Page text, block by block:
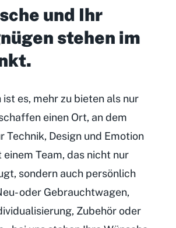
und Ihr
stehen im
.
es, mehr zu bieten als nur
einen Ort, an dem
Technik, Design und Emotion
einem Team, das nicht nur
sondern auch persönlich
oder Gebrauchtwagen,
Zubehör oder